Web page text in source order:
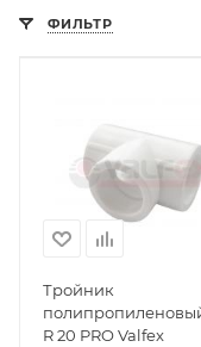
ФИЛЬТР
Тройник
R 20 PRO Valfex